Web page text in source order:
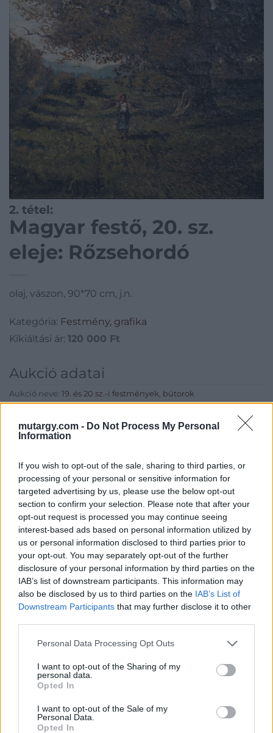
mutargy.com - Do Not Process My Personal
Information
If you wish to opt-out of the sale, sharing to third parties, or
processing of your personal or sensitive information for
targeted advertising by us, please use the below opt-out
section to confirm your selection. Please note that after your
opt-out request is processed you may continue seeing
interest-based ads based on personal information utilized by
us or personal information disclosed to third parties prior to
your opt-out. You may separately opt-out of the further
disclosure of your personal information by third parties on the
IAB’s list of downstream participants. This information may
also be disclosed by us to third parties on the IAB’s List of
Downstream Participants that may further disclose it to other
Personal Data Processing Opt Outs
I want to opt-out of the Sharing of my
personal data.
Opted In
I want to opt-out of the Sale of my
Personal Data.
Opted In
2. tétel:
Magyar festő, 20. sz.
eleje: Rőzsehordó
olaj, vászon, 90*70 cm, j.n.
Kategória: Festmény, grafika
Kikiáltási ár: 120 000 Ft
Aukció adatai
Aukció neve: 19. és 20 sz.-i festmények, bútorok
Aukció ideje: 17:00
Tételszám: 2
Eladó adatai
Eladó:Nagyházi Galéria és
Aukciósház
Cím: Müller Márta
Nagyházi Galéria és Aukciósház
Kft.
1055 Budapest, Balaton utca 8.
4756005
Weboldal:
Bemutatkozás: Magas színvonalú festmények és műtárgyak,
bútorok, szőnyegek, üveg, porcelán és ezüst tárgyak, ékszerek,
gyűjtemények árverezése. Ingyenes értékbecslés. Árveréseinkre
a tárgyfelvétel folyamatos.